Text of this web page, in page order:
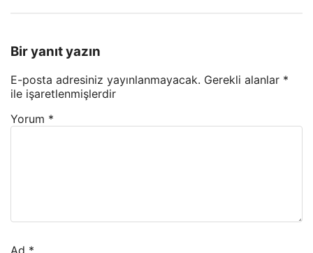
Bir yanıt yazın
E-posta adresiniz yayınlanmayacak. Gerekli alanlar *
ile işaretlenmişlerdir
Yorum *